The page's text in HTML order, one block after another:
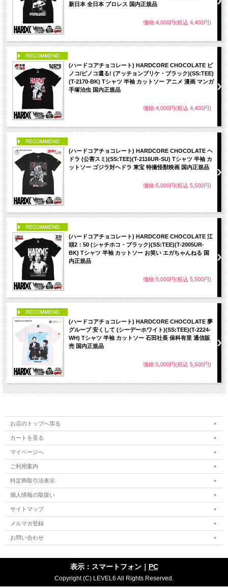
新日本 全日本 プロレス 国内正規品
価格:4,000円(税込 4,400円)
(ハードコアチョコレート) HARDCORE CHOCOLATE ピ
ノコ/ピノコ還る! (アッチョンブリケ・ブラック)(SS:TEE)
(T-2170-BK) Tシャツ 半袖 カットソー アニメ 漫画 マンガ
手塚治虫 国内正規品
価格:4,000円(税込 4,400円)
(ハードコアチョコレート) HARDCORE CHOCOLATE ヘ
ドラ (公害スミ)(SS:TEE)(T-2116UR-SU) Tシャツ 半袖 カ
ットソー ゴジラ対ヘドラ 東宝 特撮怪獣映画 国内正規品
価格:5,000円(税込 5,500円)
(ハードコアチョコレート) HARDCORE CHOCOLATE 江
頭2：50 (シャチホコ・ブラック)(SS:TEE)(T-2005UR-
BK) Tシャツ 半袖 カットソー お笑い エガちゃんねる 国
内正規品
価格:5,000円(税込 5,500円)
(ハードコアチョコレート) HARDCORE CHOCOLATE 夢
グループ 安くして (シーデーホワイト)(SS:TEE)(T-2224-
WH) Tシャツ 半袖 カットソー 石田社長 保科有里 通信販
売 国内正規品
価格:5,000円(税込 5,500円)
お店のトップへ戻る
カートを見る
マイページへ
ご利用案内
特定商取引法表示
個人情報の取扱い
サイトマップ
メルマガ登録
お問い合わせ
表示：スマートフォン｜ PC
Copyright (C) LEVEL6 All Rights Reserved.